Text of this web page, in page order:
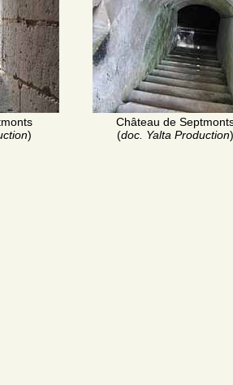
)
Château de
(doc. Yalta Production)